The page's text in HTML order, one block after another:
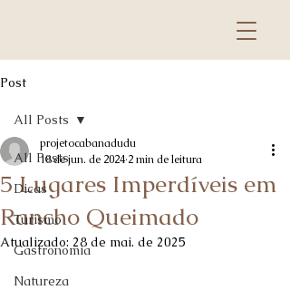
Post
All Posts
Dicas
Turismo
Gastronomia
Natureza
All Posts
5 Lugares Imperdíveis em
Rancho Queimado
projetocabanadudu
18 de jun. de 2024 2 min de leitura
Atualizado: 28 de mai. de 2025